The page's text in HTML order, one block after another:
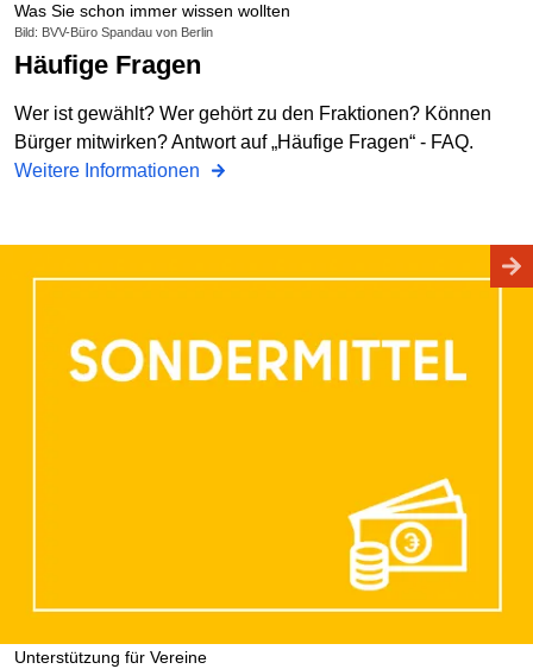
Was Sie schon immer wissen wollten
Bild: BVV-Büro Spandau von Berlin
Häufige Fragen
Wer ist gewählt? Wer gehört zu den Fraktionen? Können
Bürger mitwirken? Antwort auf „Häufige Fragen“ - FAQ.
Weitere Informationen
Unterstützung für Vereine